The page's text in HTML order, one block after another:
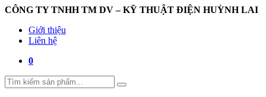
CÔNG TY TNHH TM DV – KỸ THUẬT ĐIỆN HUỲNH LAI
Giới thiệu
Liên hệ
0